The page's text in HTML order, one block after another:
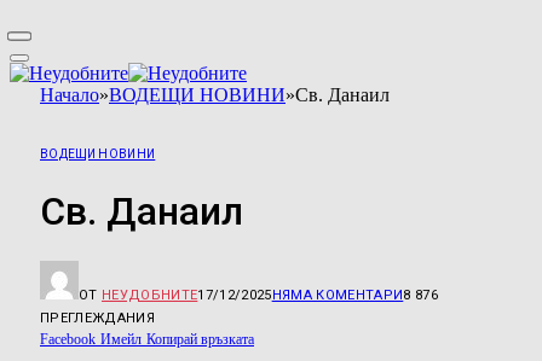
Начало»ВОДЕЩИ НОВИНИ»Св. Данаил
ВОДЕЩИ НОВИНИ
Св. Данаил
ОТ НЕУДОБНИТЕ17/12/2025НЯМА КОМЕНТАРИ8 876
ПРЕГЛЕЖДАНИЯ
Facebook Имейл Копирай връзката